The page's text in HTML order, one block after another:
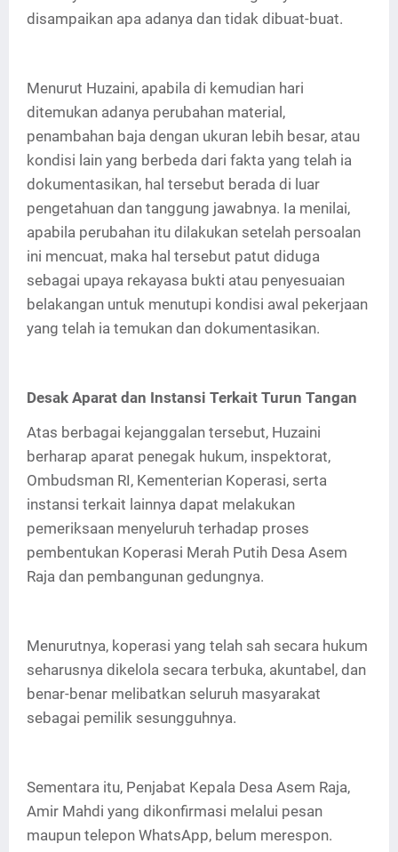
disampaikan apa adanya dan tidak dibuat-buat.
Menurut Huzaini, apabila di kemudian hari
ditemukan adanya perubahan material,
penambahan baja dengan ukuran lebih besar, atau
kondisi lain yang berbeda dari fakta yang telah ia
dokumentasikan, hal tersebut berada di luar
pengetahuan dan tanggung jawabnya. Ia menilai,
apabila perubahan itu dilakukan setelah persoalan
ini mencuat, maka hal tersebut patut diduga
sebagai upaya rekayasa bukti atau penyesuaian
belakangan untuk menutupi kondisi awal pekerjaan
yang telah ia temukan dan dokumentasikan.
Desak Aparat dan Instansi Terkait Turun Tangan
Atas berbagai kejanggalan tersebut, Huzaini
berharap aparat penegak hukum, inspektorat,
Ombudsman RI, Kementerian Koperasi, serta
instansi terkait lainnya dapat melakukan
pemeriksaan menyeluruh terhadap proses
pembentukan Koperasi Merah Putih Desa Asem
Raja dan pembangunan gedungnya.
Menurutnya, koperasi yang telah sah secara hukum
seharusnya dikelola secara terbuka, akuntabel, dan
benar-benar melibatkan seluruh masyarakat
sebagai pemilik sesungguhnya.
Sementara itu, Penjabat Kepala Desa Asem Raja,
Amir Mahdi yang dikonfirmasi melalui pesan
maupun telepon WhatsApp, belum merespon.